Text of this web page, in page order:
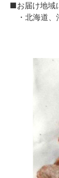
■お届け地域
・北海道、